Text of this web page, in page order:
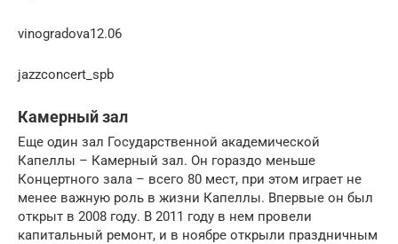
vinogradova12.06
jazzconcert_spb
Камерный зал
Еще один зал Государственной академической
Капеллы – Камерный зал. Он гораздо меньше
Концертного зала – всего 80 мест, при этом играет не
менее важную роль в жизни Капеллы. Впервые он был
открыт в 2008 году. В 2011 году в нем провели
капитальный ремонт, и в ноябре открыли праздничным